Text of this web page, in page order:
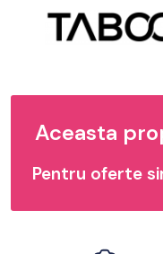
Aceasta
Pentru oferte